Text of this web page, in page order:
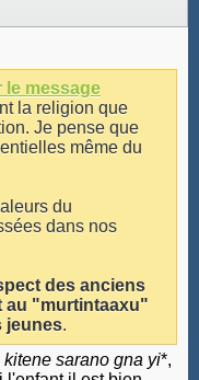
la religion que
Je pense que
même du
du
dans nos
des anciens
au "murtintaaxu"
jeunes.
kitene sarano gna yi*,